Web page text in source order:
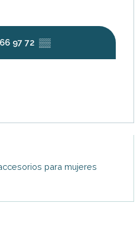
97 72 ▒▒
para mujeres